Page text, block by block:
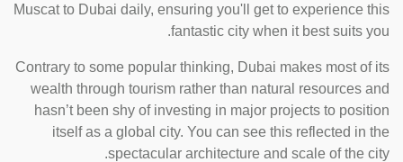
Muscat to Dubai daily, ensuring you'll get to experience this
fantastic city when it best suits you.
Contrary to some popular thinking, Dubai makes most of its
wealth through tourism rather than natural resources and
hasn’t been shy of investing in major projects to position
itself as a global city. You can see this reflected in the
spectacular architecture and scale of the city.